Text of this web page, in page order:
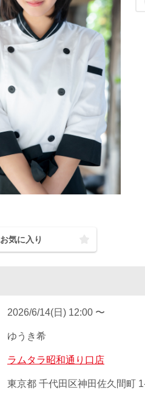
お気に入り
2026/6/14(日) 12:00 〜
ゆうき希
ラムタラ昭和通り口店
東京都 千代田区神田佐久間町